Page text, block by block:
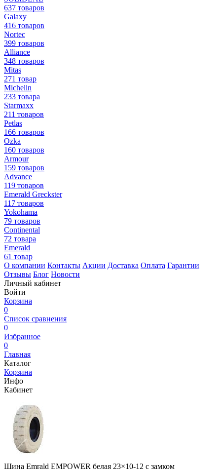
637 товаров
Galaxy
416 товаров
Nortec
399 товаров
Alliance
348 товаров
Mitas
271 товар
Michelin
233 товара
Starmaxx
211 товаров
Petlas
166 товаров
Ozka
160 товаров
Armour
159 товаров
Advance
119 товаров
Emerald Greckster
117 товаров
Yokohama
79 товаров
Continental
72 товара
Emerald
61 товар
О компании Контакты Акции Доставка Оплата Гарантии
Отзывы Блог Новости
Личный кабинет
Войти
Корзина
0
Список сравнения
0
Избранное
0
Главная
Каталог
Корзина
Инфо
Кабинет
Шина Emrald EMPOWER белая 23×10-12 с замком